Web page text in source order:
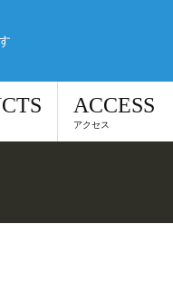
ACCESS
アクセス